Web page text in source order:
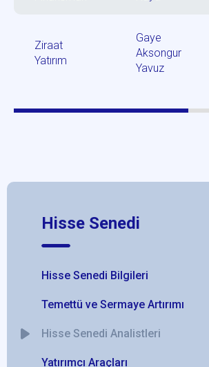
Ziraat
Yatırım
Gaye
Aksongur
Yavuz
Hisse Senedi
Hisse Senedi Bilgileri
Temettü ve Sermaye Artırımı
Hisse Senedi Analistleri
Yatırımcı Araçları